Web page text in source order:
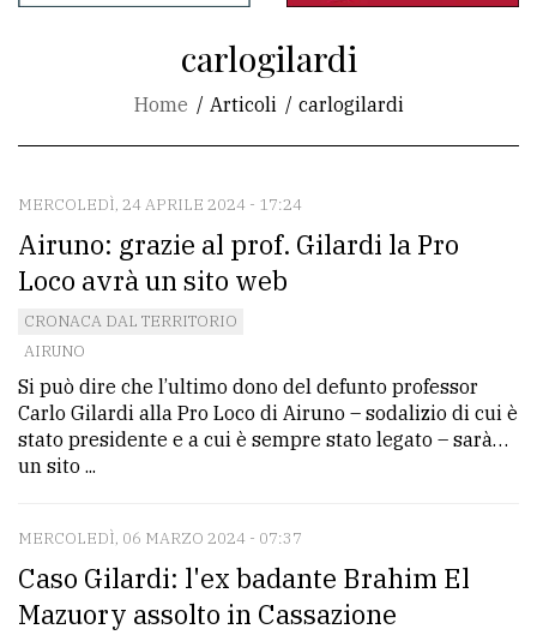
CONTATTI
La
redazione
Scrivici
Per
la
CERCA
Cerca
carlogilardi
Home Articoli carlogilardi
MERCOLEDÌ, 24 APRILE 2024 - 17:24
Airuno: grazie al prof. Gilardi la Pro
Loco avrà un sito web
CRONACA DAL TERRITORIO
AIRUNO
Si può dire che l’ultimo dono del defunto professor
Carlo Gilardi alla Pro Loco di Airuno – sodalizio di cui è
stato presidente e a cui è sempre stato legato – sarà…
un sito ...
MERCOLEDÌ, 06 MARZO 2024 - 07:37
Caso Gilardi: l'ex badante Brahim El
Mazuory assolto in Cassazione